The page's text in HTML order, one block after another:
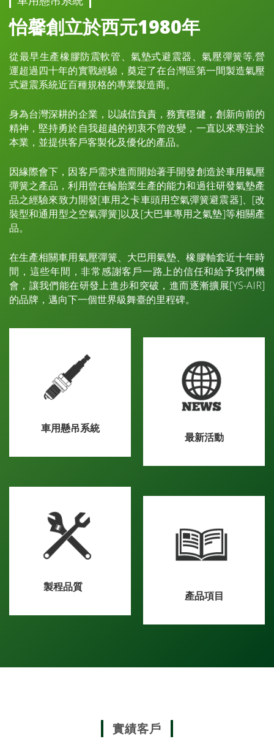
怡馨創立於西元1980年
從最早生產橡膠防震軟管、氣墊式避震器、氣壓彈簧等,營
運超過四十年的實戰經驗，奠定了在台灣區第一間製造氣壓
式避震系統近百種規格的專業製造商。
身為台灣深耕的企業，以誠信負責，務實穩健，創新向前的
精神，堅持勇於自我超越的初衷不曾改變，一直以來專注於
本業，並提供客戶客製化及優化的產品。
因緣際會下，因客戶需求進而開始著手開發創造於車用氣壓
彈簧之產品，利用曾在輪胎業生產的能力和過往研發氣墊產
品之經驗來致力開發[車用之卡車頭用空氣彈簧避震器]、[改
裝型和通用型之空氣彈簧]以及[大巴車專用之氣墊]等相關產
品。
在生產相關車用氣壓彈簧、大巴用氣墊、橡膠軸套近十年時
間，這些年間，非常感謝客戶一路上的信任和給予我們機
會，讓我們能在研發上進步和突破，進而逐漸擴展[YS-AIR]
的品牌，邁向下一個世界級舞臺的里程碑。
車用懸吊系統
最新活動
製程品質
產品項目
實績客戶